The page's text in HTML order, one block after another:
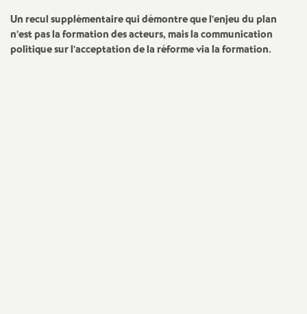
é
Un recul supplémentaire qui démontre que l’enjeu du plan
n’est pas la formation des acteurs, mais la communication
politique sur l’acceptation de la réforme via la formation.